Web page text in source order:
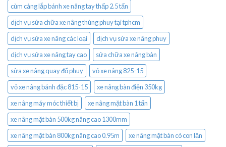
cùm càng lắp bánh xe nâng tay thấp 2.5 tấn
dịch vụ sửa chữa xe nâng thùng phuy tại tphcm
dịch vụ sửa xe nâng các loại
dịch vụ sửa xe nâng phuy
dịch vụ sửa xe nâng tay cao
sửa chữa xe nâng bàn
sửa xe nâng quay đổ phuy
vỏ xe nâng 825-15
vỏ xe nâng bánh đặc 815-15
xe nâng bàn điện 350kg
xe nâng máy móc thiết bị
xe nâng mặt bàn 1 tấn
xe nâng mặt bàn 500kg nâng cao 1300mm
xe nâng mặt bàn 800kg nâng cao 0.95m
xe nâng mặt bàn có con lăn